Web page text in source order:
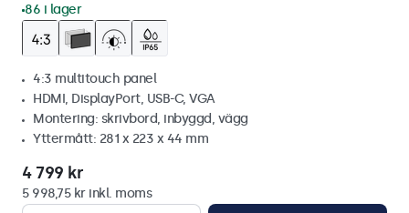
86 i lager
4:3 multitouch panel
HDMI, DisplayPort, USB-C, VGA
Montering: skrivbord, inbyggd, vägg
Yttermått: 281 x 223 x 44 mm
4 799 kr
5 998,75 kr inkl. moms